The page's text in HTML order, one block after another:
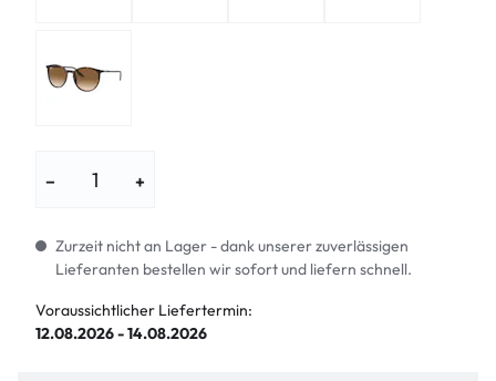
− +
Zurzeit nicht an Lager - dank unserer zuverlässigen
Lieferanten bestellen wir sofort und liefern schnell.
Voraussichtlicher Liefertermin:
12.08.2026 - 14.08.2026